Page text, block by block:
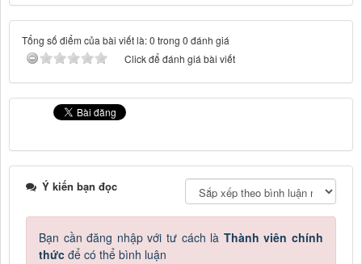
Tổng số điểm của bài viết là: 0 trong 0 đánh giá
Click để đánh giá bài viết
Ý kiến bạn đọc
Bạn cần đăng nhập với tư cách là Thành viên chính
thức để có thể bình luận